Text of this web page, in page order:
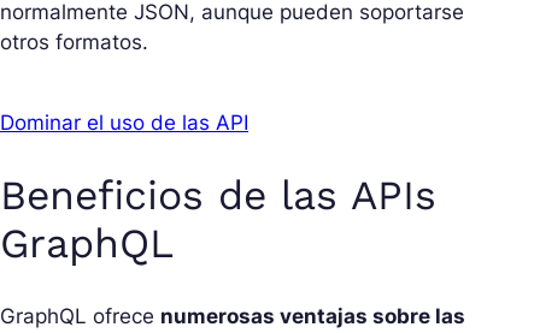
normalmente JSON, aunque pueden soportarse
otros formatos.
Dominar el uso de las API
Beneficios de las APIs
GraphQL
GraphQL ofrece numerosas ventajas sobre las